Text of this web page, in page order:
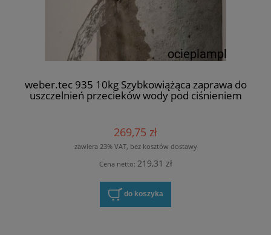
weber.tec 935 10kg Szybkowiążąca zaprawa do
uszczelnień przecieków wody pod ciśnieniem
269,75 zł
zawiera 23% VAT, bez kosztów dostawy
Cena netto: 219,31 zł
do koszyka